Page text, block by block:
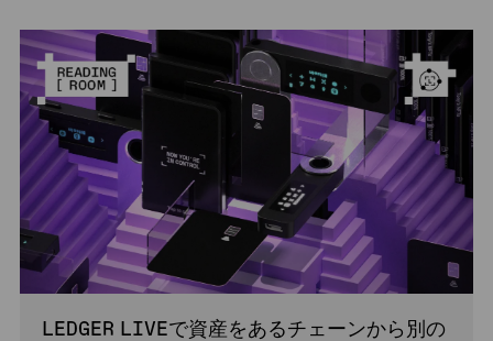
LEDGER LIVEで資産をあるチェーンから別の